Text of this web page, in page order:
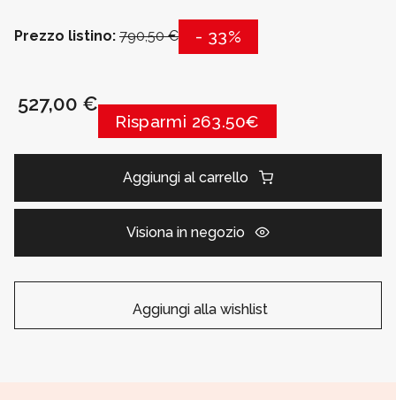
Prezzo listino: 790,50 € - 33%
527,00 €
Risparmi 263.50€
Aggiungi al carrello
Visiona in negozio
Aggiungi alla wishlist